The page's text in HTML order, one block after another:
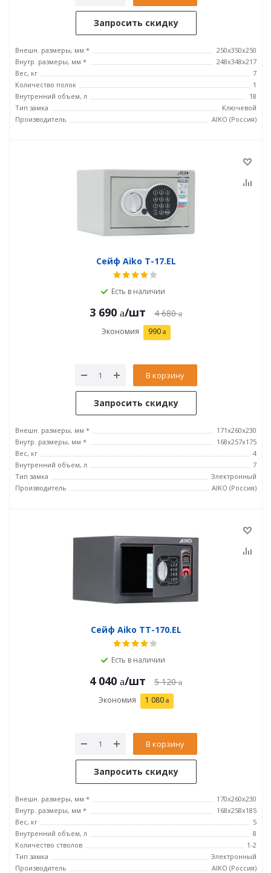
Запросить скидку
Внешн. размеры, мм *
250x350x250
Внутр. размеры, мм *
248x348x217
Вес, кг
7
Количество полок
1
Внутренний объем, л
18
Тип замка
Ключевой
Производитель
AIKO (Россия)
Сейф Aiko T-17.EL
Есть в наличии
3 690 /шт 4 680
Экономия 990
В корзину
Запросить скидку
Внешн. размеры, мм *
171x260x230
Внутр. размеры, мм *
168x257x175
Вес, кг
4
Внутренний объем, л
7
Тип замка
Электронный
Производитель
AIKO (Россия)
Сейф Aiko ТТ-170.EL
Есть в наличии
4 040 /шт 5 120
Экономия 1 080
В корзину
Запросить скидку
Внешн. размеры, мм *
170x260x230
Внутр. размеры, мм *
168x258x185
Вес, кг
5
Внутренний объем, л
8
Количество стволов
1-2
Тип замка
Электронный
Производитель
AIKO (Россия)